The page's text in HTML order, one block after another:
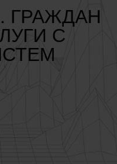
ГРАЖДАН
С